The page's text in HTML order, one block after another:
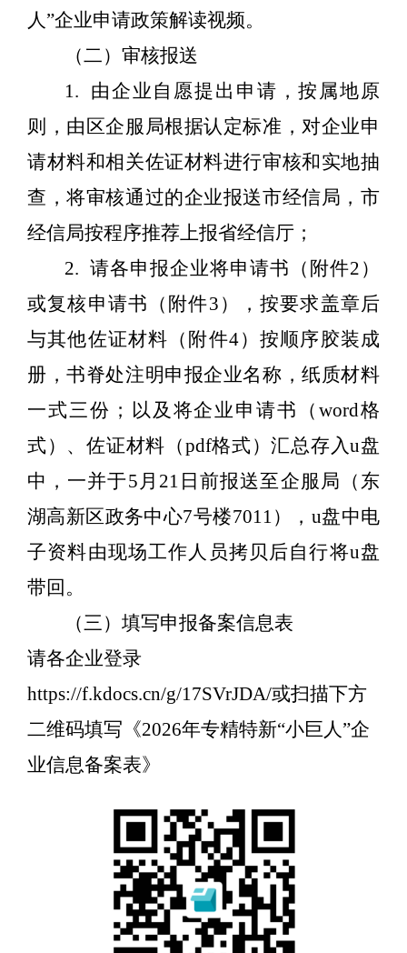
人”企业申请政策解读视频。
（二）审核报送
1.
由企业自愿提出申请，按属地原
则，由 区企服局根据认定标准，对企业申
请材料和相关佐证材料进行审核和实地抽
查，将审核通过的企业报送市经信局，市
经信局按程序推荐上报省经信厅；
2. 请各申报企业将申请书（附件2 ）
或复核申请书（附件3 ），按要求盖章后
与其他佐证材料（附件4）按顺序胶装成
册，书脊处注明申报企业名称，纸质材料
一式三份；以及将企业申请书（word格
式）、佐证材料（pdf格式）汇总存入u盘
中，一并于5 月 21 日前报送至企服局（ 东
湖高新区政务中心7号楼7011）， u盘中电
子资料由现场工作人员拷贝后自行将u盘
带回 。
（三）填写申报备案信息表
请各企业登录
https://f.kdocs.cn/g/17SVrJDA/或扫描下方
二维码填写《2026年专精特新“小巨人”企
业信息备案表》